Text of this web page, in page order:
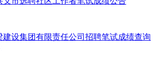
建设集团有限责任公司招聘笔试成绩查询